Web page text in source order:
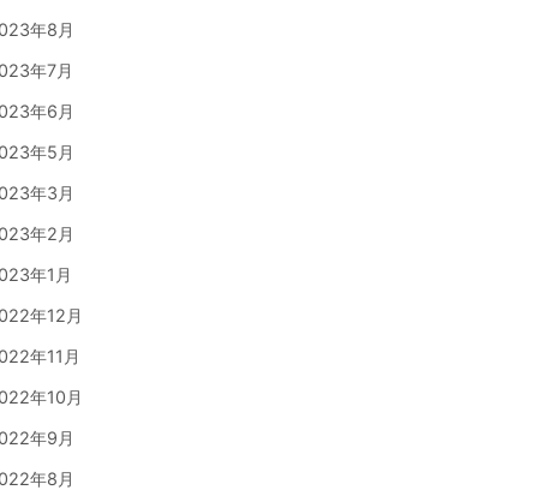
年8月
年7月
年6月
年5月
年3月
年2月
年1月
年12月
年11月
年10月
年9月
年8月